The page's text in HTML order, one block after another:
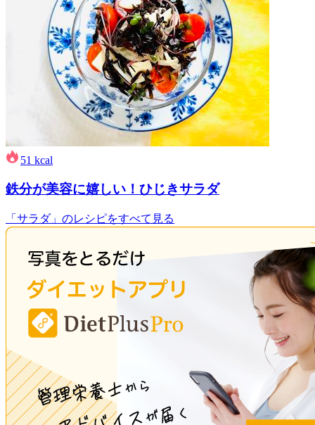
51 kcal
鉄分が美容に嬉しい！ひじきサラダ
「サラダ」のレシピをすべて見る